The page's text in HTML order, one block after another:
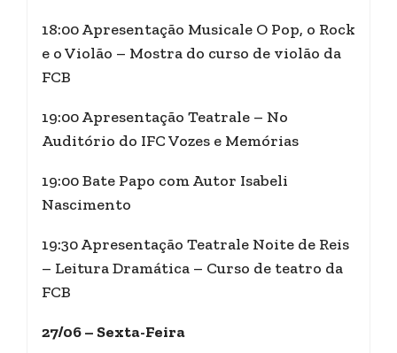
18:00 Apresentação Musicale O Pop, o Rock
e o Violão – Mostra do curso de violão da
FCB
19:00 Apresentação Teatrale – No
Auditório do IFC Vozes e Memórias
19:00 Bate Papo com Autor Isabeli
Nascimento
19:30 Apresentação Teatrale Noite de Reis
– Leitura Dramática – Curso de teatro da
FCB
27/06 – Sexta-Feira